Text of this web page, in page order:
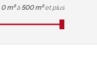
0 m² à 500 m² et plus